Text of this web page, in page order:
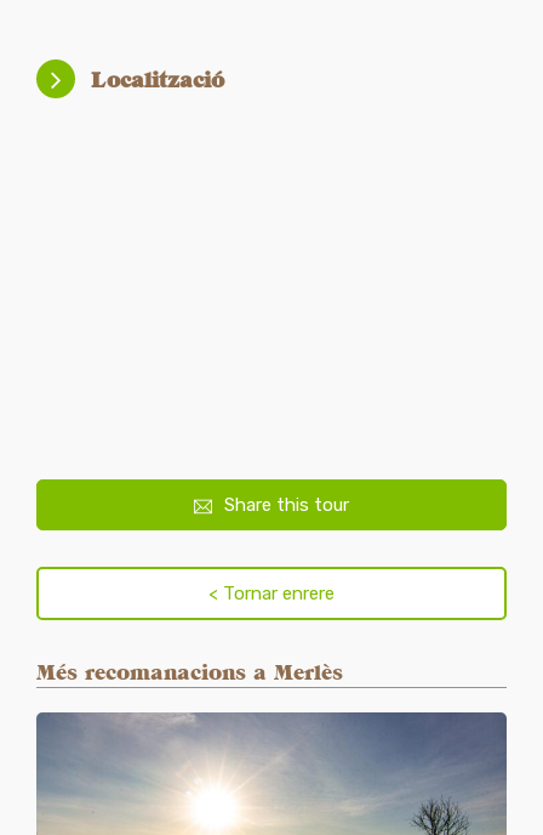
Localització
Share this tour
Més recomanacions a Merlès